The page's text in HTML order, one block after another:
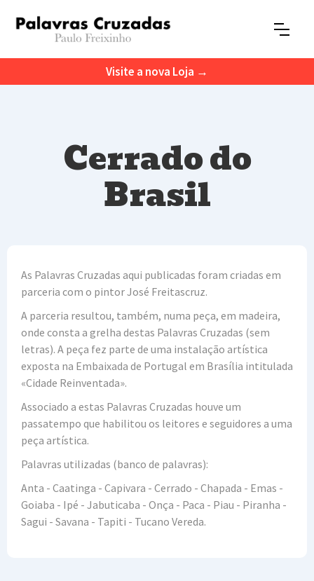
Visite a nova Loja →
Cerrado do
Brasil
As Palavras Cruzadas aqui publicadas foram criadas em
parceria com o pintor José Freitascruz.
A parceria resultou, também, numa peça, em madeira,
onde consta a grelha destas Palavras Cruzadas (sem
letras). A peça fez parte de uma instalação artística
exposta na Embaixada de Portugal em Brasília intitulada
«Cidade Reinventada».
Associado a estas Palavras Cruzadas houve um
passatempo que habilitou os leitores e seguidores a uma
peça artística.
Palavras utilizadas (banco de palavras):
Anta - Caatinga - Capivara - Cerrado - Chapada - Emas -
Goiaba - Ipé - Jabuticaba - Onça - Paca - Piau - Piranha -
Sagui - Savana - Tapiti - Tucano Vereda.